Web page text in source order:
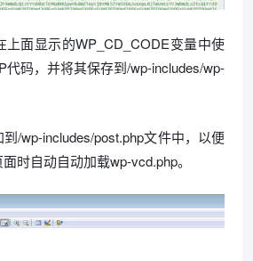
上面显示的WP_CD_CODE变量中使
代码，并将其保存到/wp-includes/wp-
/wp-includes/post.php文件中，以便
时自动自动加载wp-vcd.php。